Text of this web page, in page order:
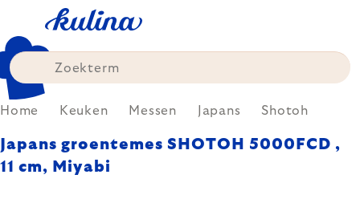
content
Home Keuken Messen Japans Shotoh
Japans groentemes SHOTOH 5000FCD ,
11 cm, Miyabi